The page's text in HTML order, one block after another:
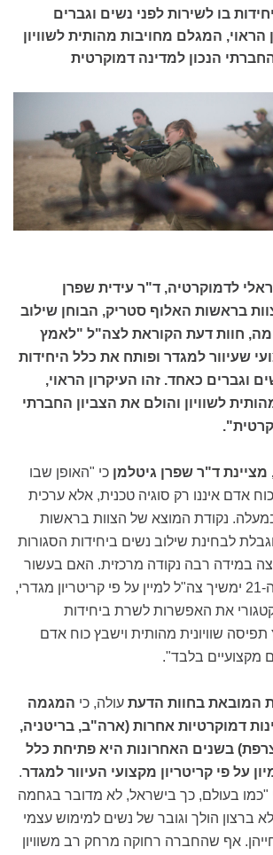
בו לשירות לפני נשים וגברים
הראוי, המגלם מחויבות מהותית לשוויון
הנכון למדינה דמוקרטית
לדמוקרטיה, ד"ר עידית שפרן
בראשות האלוף סטריק, הבוחן שילוב
חוות דעת הקוראת לצה"ל "לאמץ
שעיוור למגדר ופותח את כלל היחידות
וגברים כאחד. זהו העיקרון הראוי,
לשוויון והולם את הצביון החברתי
ד"ר שפרן גיטלמן כי "האופן שבו
אדם איננו רק סוגיה טכנית, אלא ערכית
נקודת המוצא של הצוות בראשות
לבחינת שילוב נשים ביחידות הסגורות
במידה רבה נקודה מרכזית. האם בעשור
השלישי של המאה ה-21 ימשיך צה"ל למיין על פי קריטריון מגדרי,
את האפשרות לשרת ביחידות
שוויונית מהותית וישבץ כוח אדם
מקצועיים בלבד".
המובאת בחוות הדעת עולה, כי המגמה
דמוקרטיות אחרות (ארה"ב, בריטניה,
וצרפת) בשנים האחרונות היא פתיחת כלל
על פי קריטריון מקצועי העיוור למגדר.
"כמו בעולם, כך בישראל, לא מדובר בגחמה
ברצון הולך וגובר של נשים למימוש עצמי
אף שהחברה רחוקה מרחק רב משוויון